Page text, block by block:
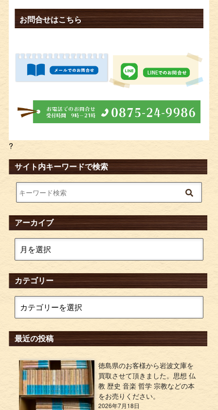
お問合せはこちら
?
サイト内キーワードで検索
アーカイブ
カテゴリー
最近の投稿
徳島県のお客様から岩波文庫を
買取させて頂きました。思想 仏
教 歴史 音楽 哲学 宗教などの本
をお売りください。
2026年7月18日